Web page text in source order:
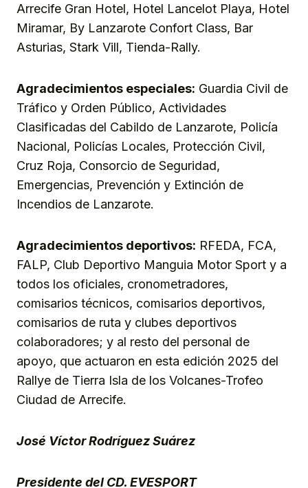
Arrecife Gran Hotel, Hotel Lancelot Playa, Hotel
Miramar, By Lanzarote Confort Class, Bar
Asturias, Stark Vill, Tienda-Rally.
Agradecimientos especiales: Guardia Civil de
Tráfico y Orden Público, Actividades
Clasificadas del Cabildo de Lanzarote, Policía
Nacional, Policías Locales, Protección Civil,
Cruz Roja, Consorcio de Seguridad,
Emergencias, Prevención y Extinción de
Incendios de Lanzarote.
Agradecimientos deportivos: RFEDA, FCA,
FALP, Club Deportivo Manguia Motor Sport y a
todos los oficiales, cronometradores,
comisarios técnicos, comisarios deportivos,
comisarios de ruta y clubes deportivos
colaboradores; y al resto del personal de
apoyo, que actuaron en esta edición 2025 del
Rallye de Tierra Isla de los Volcanes-Trofeo
Ciudad de Arrecife.
José Víctor Rodríguez Suárez
Presidente del CD. EVESPORT